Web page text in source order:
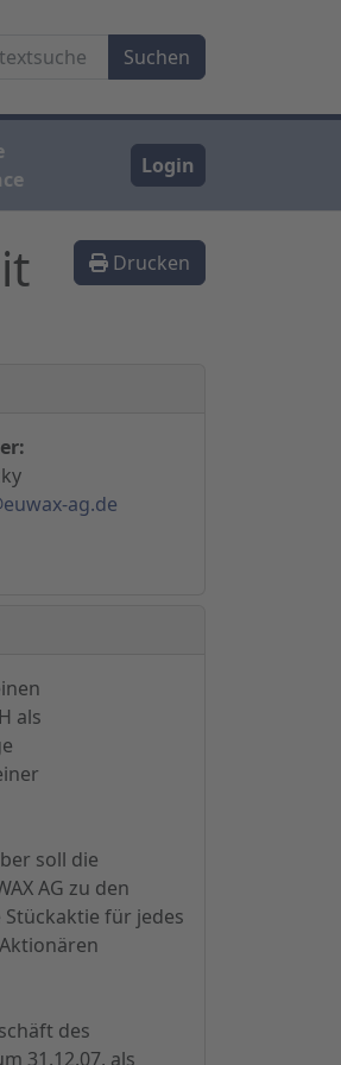
Login
Drucken
ag.de
als
soll die
AG zu den
für jedes
des
31.12.07, als